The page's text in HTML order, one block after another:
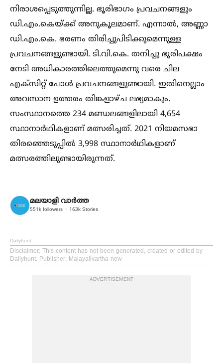
നിരാശപ്പെടുത്തുന്നില്ല. ഭൂരിഭാഗം പ്രവചനങ്ങളും
ഡി.എം.കെയ്ക്ക് അനുകൂലമാണ്. എന്നാല്‍, അണ്ണാ
ഡി.എം.കെ. ഭരണം തിരിച്ചുപിടിക്കുമെന്നുള്ള
പ്രവചനങ്ങളുണ്ടായി. ടി.വി.കെ. തനിച്ചു ഭൂരിപക്ഷം
നേടി അധികാരത്തിലെത്തുമെന്നു വരെ ചില
എക്‌സിറ്റ് പോള്‍ പ്രവചനങ്ങളുണ്ടായി. ഇതിനെല്ലാം
അവസാന ഉത്തരം തിങ്കളാഴ്ച ലഭ്യമാകും.
സംസ്ഥാനത്തെ 234 മണ്ഡലങ്ങളിലായി 4,654
സ്ഥാനാർഥികളാണ് മത്സരിച്ചത്. 2021 നിയമസഭാ
തിരഞ്ഞെടുപ്പില്‍ 3,998 സ്ഥാനാർഥികളാണ്
മത്സരത്തിലുണ്ടായിരുന്നത്.
മലയാളി വാര്‍ത്ത
551k followers 163k Stories
Dailyhunt
Disclaimer: This content has not been generated, created or edited by
Dailyhunt. Publisher: Malayalivartha new
ADVERTISEMENT